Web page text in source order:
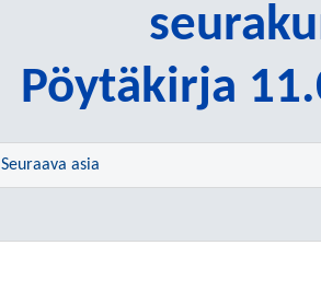
Pöytäkirja
Seuraava asia